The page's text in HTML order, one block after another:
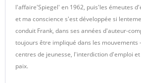
l'affaire'Spiegel' en 1962, puis'les émeutes
et ma conscience s'est développée si
conduit Frank, dans ses années d'auteur-
toujours être impliqué dans les mouvements
centres de jeunesse, l'interdiction d'emploi
paix.